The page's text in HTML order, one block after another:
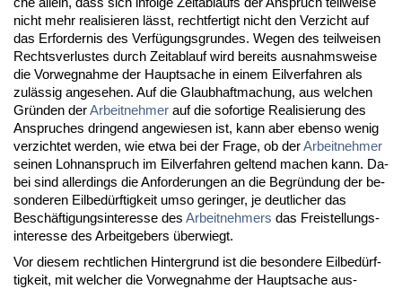
nicht mehr rea­li­sie­ren lässt, recht­fer­tigt nicht den Ver­zicht auf
das Er­for­der­nis des Verfügungs­grun­des. We­gen des teil­wei­sen
Rechts­ver­lus­tes durch Zeit­ab­lauf wird be­reits aus­nahms­wei­se
die Vor­weg­nah­me der Haupt­sa­che in ei­nem Eil­ver­fah­ren als
zulässig an­ge­se­hen. Auf die Glaub­haft­ma­chung, aus wel­chen
Gründen derAr­beit­neh­mer auf die so­for­ti­ge Rea­li­sie­rung des
An­spru­ches drin­gend an­ge­wie­sen ist, kann aber eben­so we­nig
ver­zich­tet wer­den, wie et­wa bei der Fra­ge, ob derAr­beit­neh­mer
sei­nen Lohn­an­spruch im Eil­ver­fah­ren gel­tend ma­chen kann. Da­
bei sind al­ler­dings die An­for­de­run­gen an die Be­gründung der be­
son­de­ren Eil­bedürf­tig­keit um­so ge­rin­ger, je deut­li­cher das
Beschäfti­gungs­in­ter­es­se des Ar­beit­neh­mers das Frei­stel­lungs­
in­ter­es­se des Ar­beit­ge­bers über­wiegt.
Vor die­sem recht­li­chen Hin­ter­grund ist die be­son­de­re Eil­bedürf­
tig­keit, mit wel­cher die Vor­weg­nah­me der Haupt­sa­che aus­